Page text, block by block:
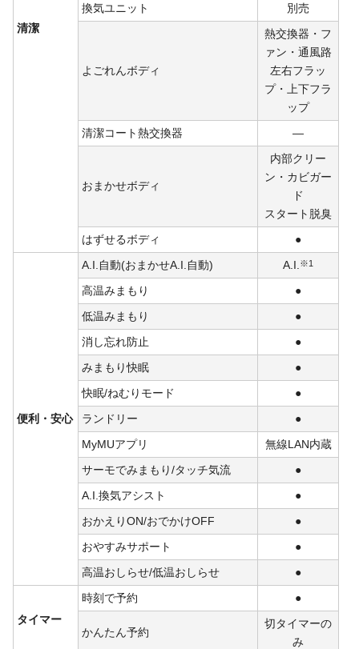
清潔
換気ユニット
別売
よごれんボディ
熱交換器・フ
ァン・通風路
左右フラッ
プ・上下フラ
ップ
清潔コート熱交換器
―
おまかせボディ
内部クリー
ン・カビガー
ド
スタート脱臭
はずせるボディ
●
便利・安心
A.I.自動(おまかせA.I.自動) A.I. ※1
高温みまもり
●
低温みまもり
●
消し忘れ防止
●
みまもり快眠
●
快眠/ねむりモード
●
ランドリー
●
MyMUアプリ
無線LAN内蔵
サーモでみまもり/タッチ気流
●
A.I.換気アシスト
●
おかえりON/おでかけOFF
●
おやすみサポート
●
高温おしらせ/低温おしらせ
●
タイマー
時刻で予約 ●
かんたん予約
切タイマーの
み